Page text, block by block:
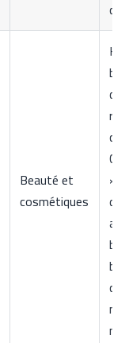
Beauté et
cosmétiques
»,